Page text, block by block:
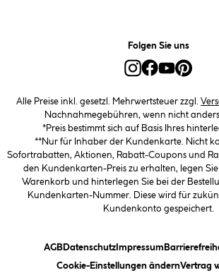
Folgen Sie uns
Alle Preise inkl. gesetzl. Mehrwertsteuer zzgl.
Nachnahmegebühren, wenn nicht
*Preis bestimmt sich auf Basis Ihres
**Nur für Inhaber der Kundenkarte. Nicht
Sofortrabatten, Aktionen, Rabatt-Coupons und
den Kundenkarten-Preis zu erhalten, legen
Warenkorb und hinterlegen Sie bei der
Kundenkarten-Nummer. Diese wird für
Kundenkonto gespeichert.
AGB(öffnet ein Dialogfeld)
Datenschutz(öffnet ein Dialogfeld)
Impressum(öffnet ein
Cookie-Einstellungen ändern(öffnet
Vertrag